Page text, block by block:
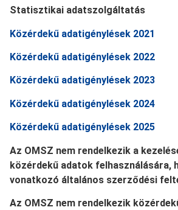
Statisztikai adatszolgáltatás
Közérdekű adatigénylések 2021
Közérdekű adatigénylések 2022
Közérdekű adatigénylések 2023
Közérdekű adatigénylések 2024
Közérdekű adatigénylések 2025
Az OMSZ nem rendelkezik a
közérdekű adatok felhasználására,
vonatkozó általános szerződési
Az OMSZ nem rendelkezik